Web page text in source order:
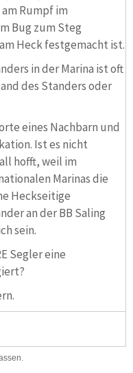
Rumpf im
Bug zum Steg
Heck festgemacht ist.
in der Marina ist oft
des Standers oder
eines Nachbarn und
Ist es nicht
hofft, weil im
Marinas die
Heckseitige
an der BB Saling
sein.
Segler eine